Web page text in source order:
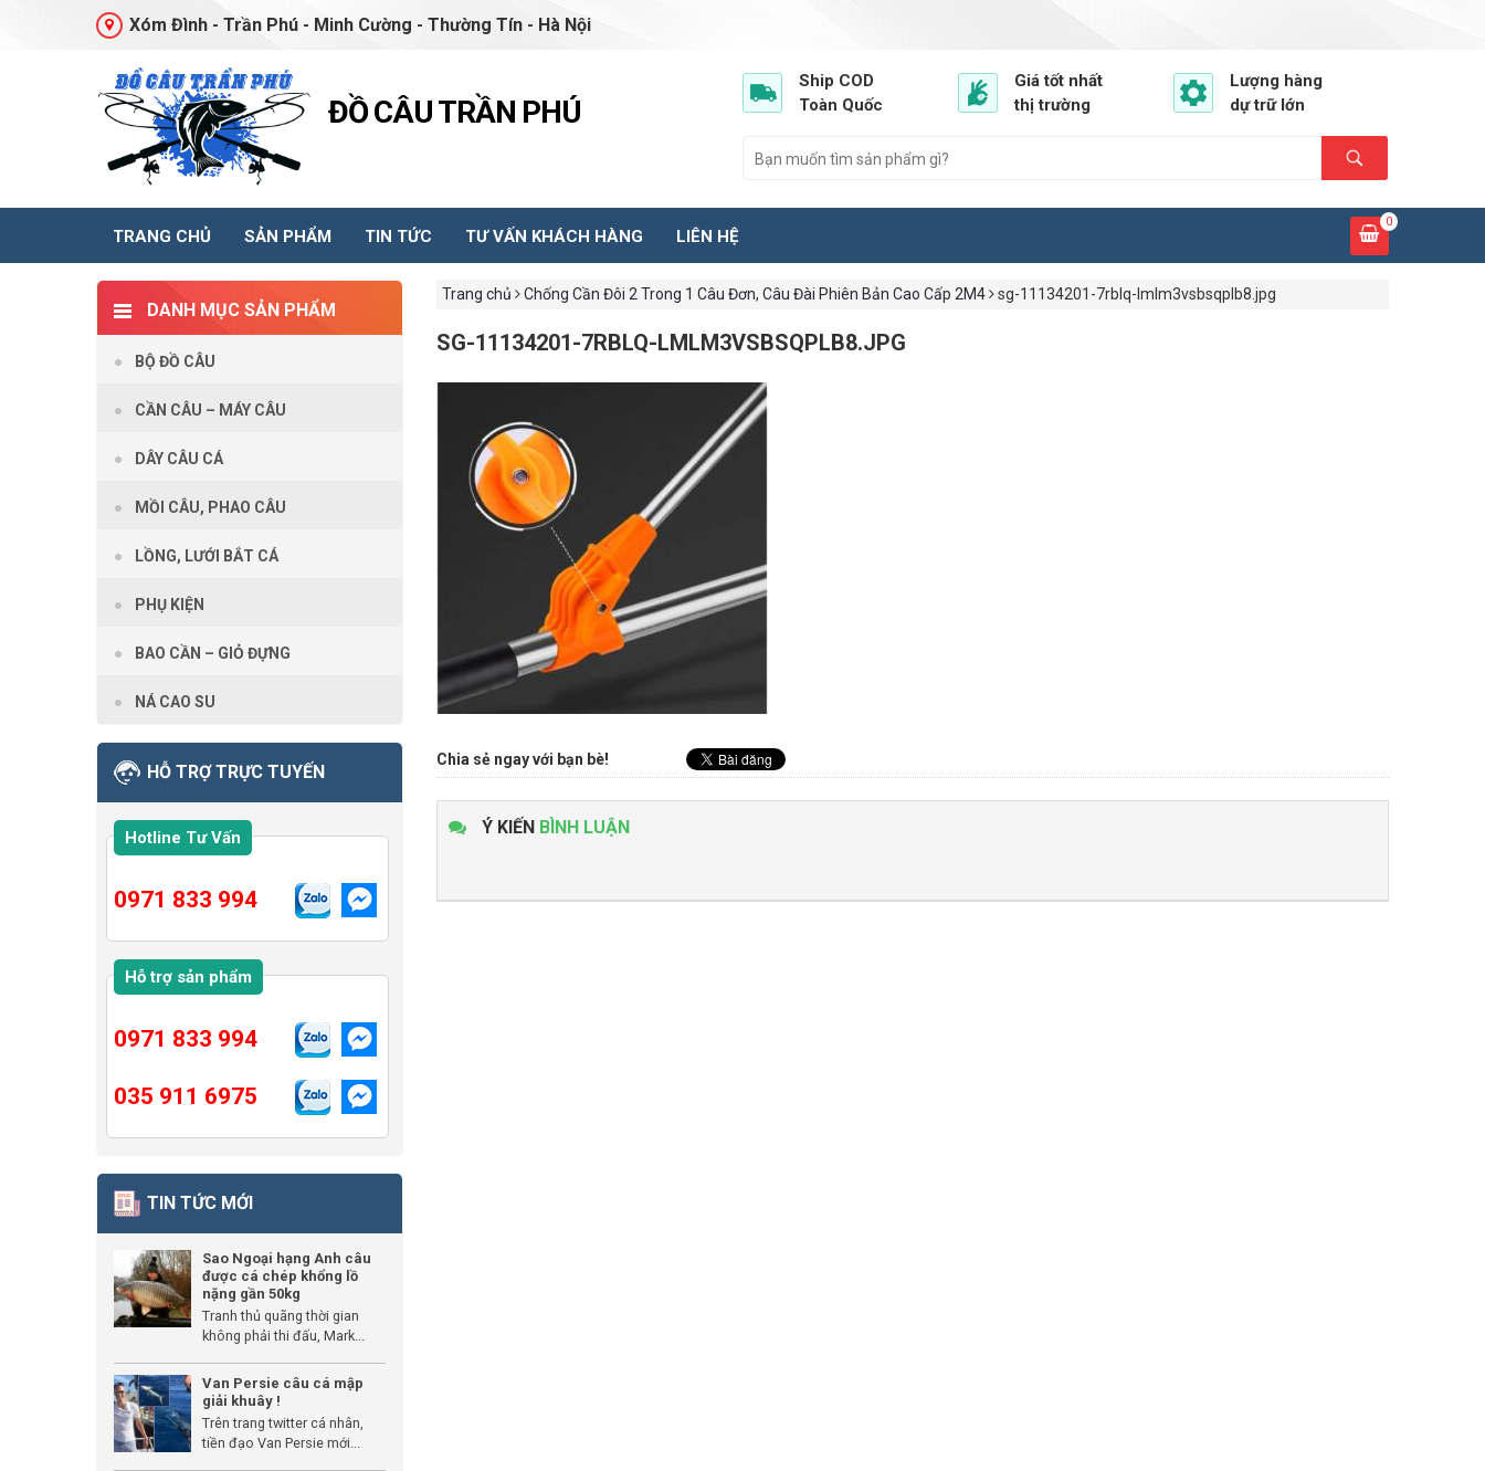
Xóm Đình - Trần Phú - Minh Cường - Thường Tín - Hà Nội
ĐỒ CÂU TRẦN PHÚ
Ship COD
Toàn Quốc
Giá tốt nhất
thị trường
Lượng hàng
dự trữ lớn
TRANG CHỦ SẢN PHẨM TIN TỨC TƯ VẤN KHÁCH HÀNG LIÊN HỆ
0
Trang chủ Chống Cần Đôi 2 Trong 1 Câu Đơn, Câu Đài Phiên Bản Cao Cấp 2M4 sg-11134201-7rblq-lmlm3vsbsqplb8.jpg
SG-11134201-7RBLQ-LMLM3VSBSQPLB8.JPG
Chia sẻ ngay với bạn bè!
Ý KIẾN BÌNH LUẬN
DANH MỤC SẢN PHẨM
BỘ ĐỒ CÂU
CẦN CÂU – MÁY CÂU
DÂY CÂU CÁ
MỒI CÂU, PHAO CÂU
LỒNG, LƯỚI BẮT CÁ
PHỤ KIỆN
BAO CẦN – GIỎ ĐỰNG
NÁ CAO SU
HỖ TRỢ TRỰC TUYẾN
Hotline Tư Vấn
0971 833 994
Hỗ trợ sản phẩm
0971 833 994
035 911 6975
TIN TỨC MỚI
Sao Ngoại hạng Anh câu
được cá chép khổng lồ
nặng gần 50kg
Tranh thủ quãng thời gian
không phải thi đấu, Mark...
Van Persie câu cá mập
giải khuây !
Trên trang twitter cá nhân,
tiền đạo Van Persie mới...